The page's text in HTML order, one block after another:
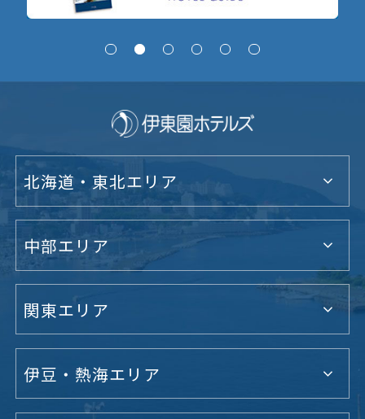
北海道・東北エリア
中部エリア
関東エリア
伊豆・熱海エリア